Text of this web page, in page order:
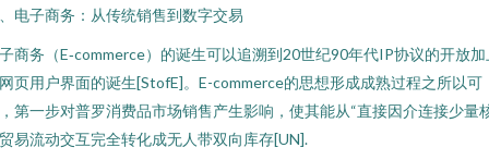
电子商务：从传统销售到数字交易
商务（E‑commerce）的诞生可以追溯到20世纪90年代IP协议的开放加
页用户界面的诞生[StofE]。E-commerce的思想形成成熟过程之所以可
第一步对普罗消费品市场销售产生影响，使其能从“直接因介连接少量
易流动交互完全转化成无人带双向库存[UN].